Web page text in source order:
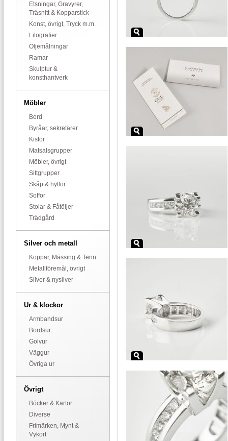
Etsningar, Gravyrer,
Träsnitt & Kopparstick
Konst, övrigt, Tryck m.m.
Litografier
Oljemålningar
Ramar
Skulptur &
konsthantverk
Möbler
Bord
Byråar, sekretärer
Kistor
Matsalsgrupper
Möbler, övrigt
Sittgrupper
Skåp & hyllor
Soffor
Stolar & Fåtöljer
Trädgård
Silver och metall
Koppar, Mässing & Tenn
Metallföremål, övrigt
Silver & nysilver
Ur & klockor
Armbandsur
Bordsur
Golvur
Väggur
Övriga ur
Övrigt
Böcker & Kartor
Diverse
Frimärken, Mynt &
Vykort